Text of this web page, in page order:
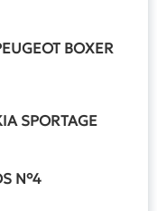
BOXER
SPORTAGE
N°4